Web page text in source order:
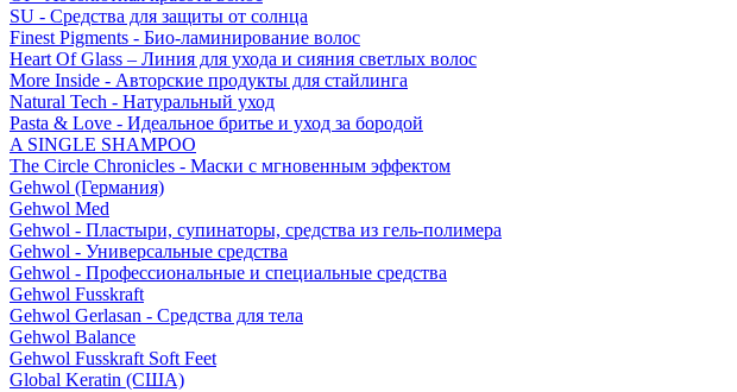
SU - Средства для защиты от солнца
Finest Pigments - Био-ламинирование волос
Heart Of Glass – Линия для ухода и сияния светлых волос
More Inside - Авторские продукты для стайлинга
Natural Tech - Натуральный уход
Pasta & Love - Идеальное бритье и уход за бородой
A SINGLE SHAMPOO
The Circle Chronicles - Маски с мгновенным эффектом
Gehwol (Германия)
Gehwol Med
Gehwol - Пластыри, супинаторы, средства из гель-полимера
Gehwol - Универсальные средства
Gehwol - Профессиональные и специальные средства
Gehwol Fusskraft
Gehwol Gerlasan - Средства для тела
Gehwol Balance
Gehwol Fusskraft Soft Feet
Global Keratin (США)